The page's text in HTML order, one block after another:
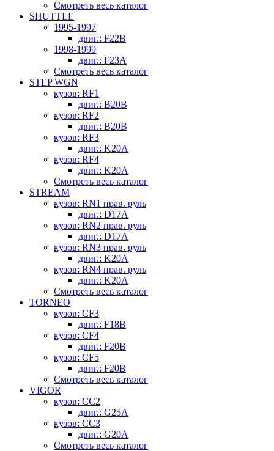
Смотреть весь каталог
SHUTTLE
1995-1997
двиг.: F22B
1998-1999
двиг.: F23A
Смотреть весь каталог
STEP WGN
кузов: RF1
двиг.: B20B
кузов: RF2
двиг.: B20B
кузов: RF3
двиг.: K20A
кузов: RF4
двиг.: K20A
Смотреть весь каталог
STREAM
кузов: RN1 прав. руль
двиг.: D17A
кузов: RN2 прав. руль
двиг.: D17A
кузов: RN3 прав. руль
двиг.: K20A
кузов: RN4 прав. руль
двиг.: K20A
Смотреть весь каталог
TORNEO
кузов: CF3
двиг.: F18B
кузов: CF4
двиг.: F20B
кузов: CF5
двиг.: F20B
Смотреть весь каталог
VIGOR
кузов: CC2
двиг.: G25A
кузов: CC3
двиг.: G20A
Смотреть весь каталог